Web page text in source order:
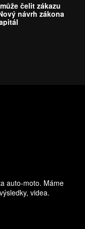
čelit zákazu
návrh zákona
auto-moto. Máme
videa.